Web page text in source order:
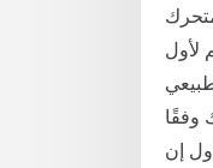
لأول
السكر الطبيعي
وفقًا
إن